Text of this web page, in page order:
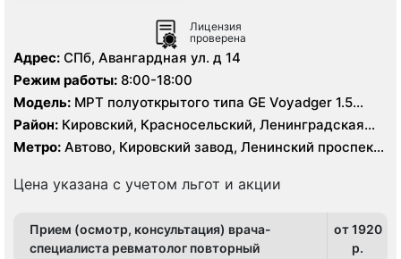
Лицензия
проверена
Адрес: СПб, Авангардная ул. д 14
Режим работы: 8:00-18:00
Модель: МРТ полуоткрытого типа GЕ Voyadger 1.5
Тесла, КТ Siemens Somatom Difinition AS 64 - 64 среза,
Район: Кировский, Красносельский, Ленинградская
область, Петродворцовый
Метро: Автово, Кировский завод, Ленинский проспект,
Цена указана с учетом льгот и акции
Прием (осмотр, консультация) врача-
специалиста ревматолог повторный
от 1920
p.